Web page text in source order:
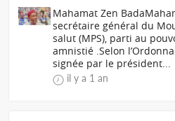
Mahamat Zen
secrétaire général du
salut (MPS), parti au
amnistié .Selon
signée par le président...
il y a 1 an